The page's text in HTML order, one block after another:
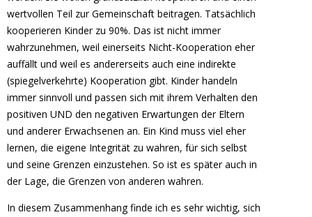
wertvollen Teil zur Gemeinschaft beitragen. Tatsächlich
kooperieren Kinder zu 90%. Das ist nicht immer
wahrzunehmen, weil einerseits Nicht-Kooperation eher
auffällt und weil es andererseits auch eine indirekte
(spiegelverkehrte) Kooperation gibt. Kinder handeln
immer sinnvoll und passen sich mit ihrem Verhalten den
positiven UND den negativen Erwartungen der Eltern
und anderer Erwachsenen an. Ein Kind muss viel eher
lernen, die eigene Integrität zu wahren, für sich selbst
und seine Grenzen einzustehen. So ist es später auch in
der Lage, die Grenzen von anderen wahren.
In diesem Zusammenhang finde ich es sehr wichtig, sich